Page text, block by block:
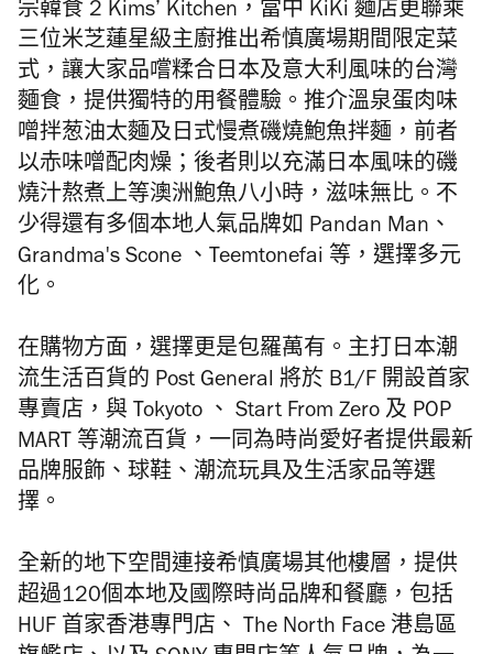
宗韓食 2 Kims’ Kitchen，當中 KiKi 麵店更聯乘
三位米芝蓮星級主廚推出希慎廣場期間限定菜
式，讓大家品嚐糅合日本及意大利風味的台灣
麵食，提供獨特的用餐體驗。推介溫泉蛋肉味
噌拌葱油太麵及日式慢煮磯燒鮑魚拌麵，前者
以赤味噌配肉燥；後者則以充滿日本風味的磯
燒汁熬煮上等澳洲鮑魚八小時，滋味無比。不
少得還有多個本地人氣品牌如 Pandan Man、
Grandma's Scone 、Teemtonefai 等，選擇多元
化。
在購物方面，選擇更是包羅萬有。主打日本潮
流生活百貨的 Post General 將於 B1/F 開設首家
專賣店，與 Tokyoto 、 Start From Zero 及 POP
MART 等潮流百貨，一同為時尚愛好者提供最新
品牌服飾、球鞋、潮流玩具及生活家品等選
擇。
全新的地下空間連接希慎廣場其他樓層，提供
超過120個本地及國際時尚品牌和餐廳，包括
HUF 首家香港專門店、 The North Face 港島區